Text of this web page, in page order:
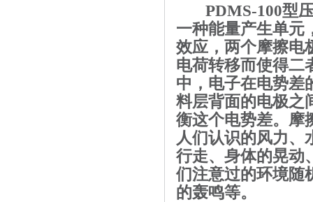
PDMS-100型
一种能量产生单元
效应，两个摩擦电
电荷转移而使得二
中，电子在电势差
料层背面的电极之
衡这个电势差。摩
人们认识的风力、
行走、身体的晃动
们注意过的环境随
的轰鸣等。